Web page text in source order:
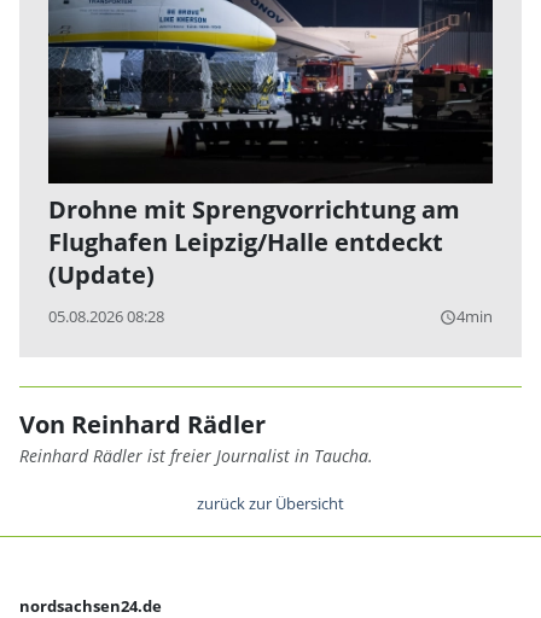
Drohne mit Sprengvorrichtung am
Flughafen Leipzig/Halle entdeckt
(Update)
05.08.2026 08:28 query_builder4min
Von Reinhard Rädler
Reinhard Rädler ist freier Journalist in Taucha.
zurück zur Übersicht
nordsachsen24.de